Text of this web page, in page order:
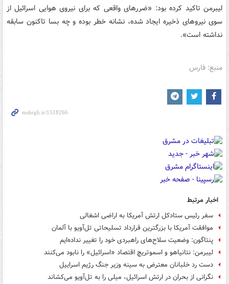
لیبرمن تاکید کرده بود: «ضررهای واقعی که برای نیروی هوایی اسرائیل از
سوی نیروهای ذخیره ایجاد شده، نشانه خطر بوده و چه بسا تاکنون سابقه
نداشته است».
منبع: فارس
اخبار مرتبط
سفر رئیس ستادکل ارتش آمریکا به اراضی اشغالی
موافقت آمریکا با بزرگترین قرارداد تسلیحاتی تل‌آویو با آلمان
پنتاگون: وضعیت سلاح‌های راهبردی خود را تغییر نداده‌ایم
لیبرمن: نتانیاهو و اسموتریچ اقتصاد «اسرائیل» را نابود می‌کنند
دست رد خلبانان معترض به سینه وزیر جنگ رژیم اسراییل
نگرانی از بحران در ارتش اسرائیل، میلی را به تل‌آویو می‌کشاند